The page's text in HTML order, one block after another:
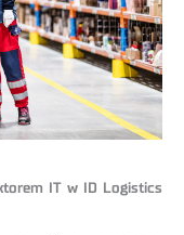
IT w ID Logistics